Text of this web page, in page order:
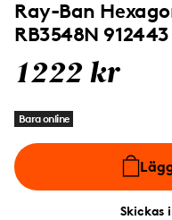
Ray-Ban
RB3548N 912443
1222 kr
Bara online
Skickas